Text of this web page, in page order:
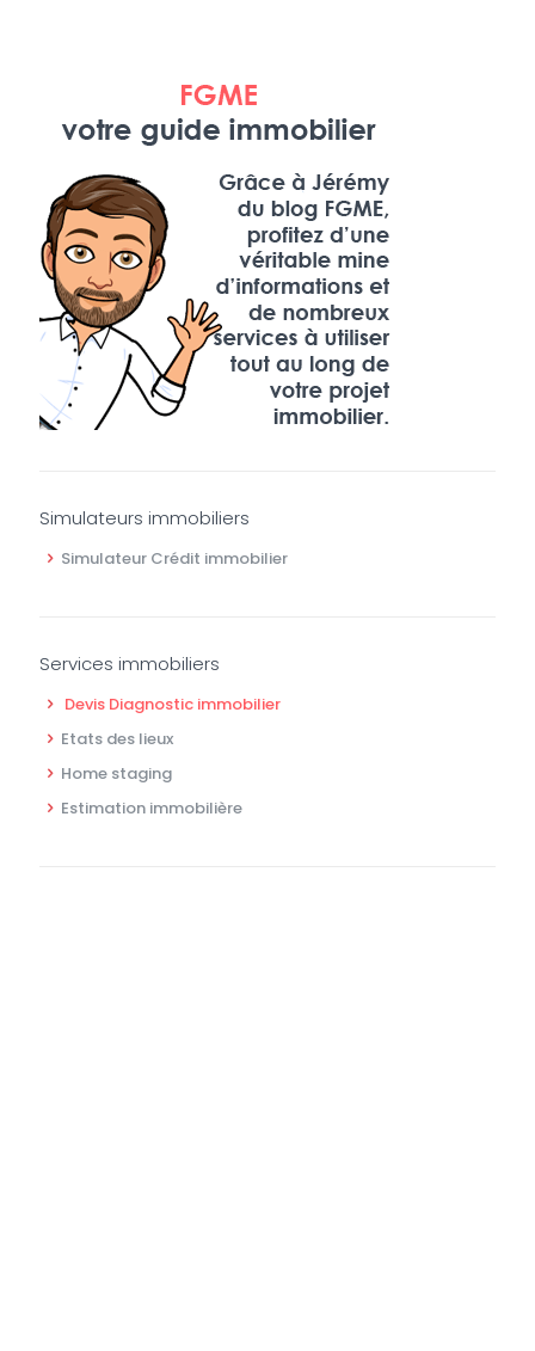
Simulateurs immobiliers
Simulateur Crédit immobilier
Services immobiliers
Devis Diagnostic immobilier
Etats des lieux
Home staging
Estimation immobilière